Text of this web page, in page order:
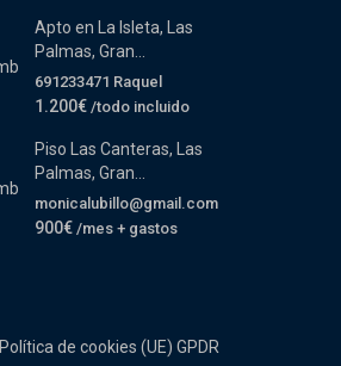
Apto en La Isleta, Las
Palmas, Gran...
691233471 Raquel
1.200€ /todo incluido
Piso Las Canteras, Las
Palmas, Gran...
monicalubillo@gmail.com
900€ /mes + gastos
Política de cookies (UE) GPDR